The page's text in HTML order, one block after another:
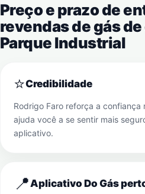
Preço e prazo de
revendas de gás
Parque Industrial
⭐Credibilidade
Rodrigo Faro reforça a confiança
ajuda você a se sentir mais
aplicativo.
📍Aplicativo Do Gás